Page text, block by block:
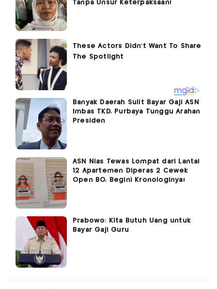
Tanpa Unsur Keterpaksaan!
Banyak Daerah Sulit Bayar Gaji ASN
Imbas TKD, Purbaya Tunggu Arahan
Presiden
ASN Nias Tewas Lompat dari Lantai
12 Apartemen Diperas 2 Cewek
Open BO, Begini Kronologinya!
Prabowo: Kita Butuh Uang untuk
Bayar Gaji Guru